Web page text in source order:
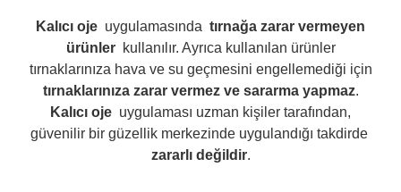
Kalıcı oje uygulamasında tırnağa zarar vermeyen
ürünler
kullanılır. Ayrıca kullanılan ürünler
tırnaklarınıza hava ve su geçmesini engellemediği için
tırnaklarınıza zarar vermez ve sararma yapmaz.
Kalıcı oje uygulaması uzman kişiler tarafından,
güvenilir bir güzellik merkezinde uygulandığı takdirde
zararlı değildir.